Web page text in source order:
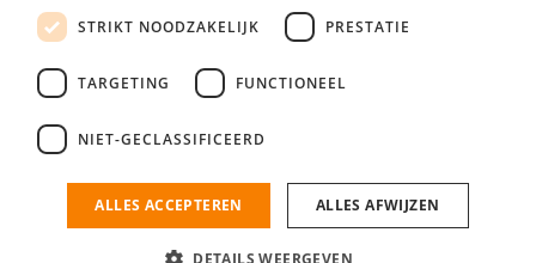
login gegevens onthouden
login
Bedrijf aanmelden
nieuwe collega/werknemer zo gevonden!
STRIKT NOODZAKELIJK PRESTATIE
TARGETING FUNCTIONEEL
NIET-GECLASSIFICEERD
ALLES ACCEPTEREN ALLES AFWIJZEN
DETAILS WEERGEVEN